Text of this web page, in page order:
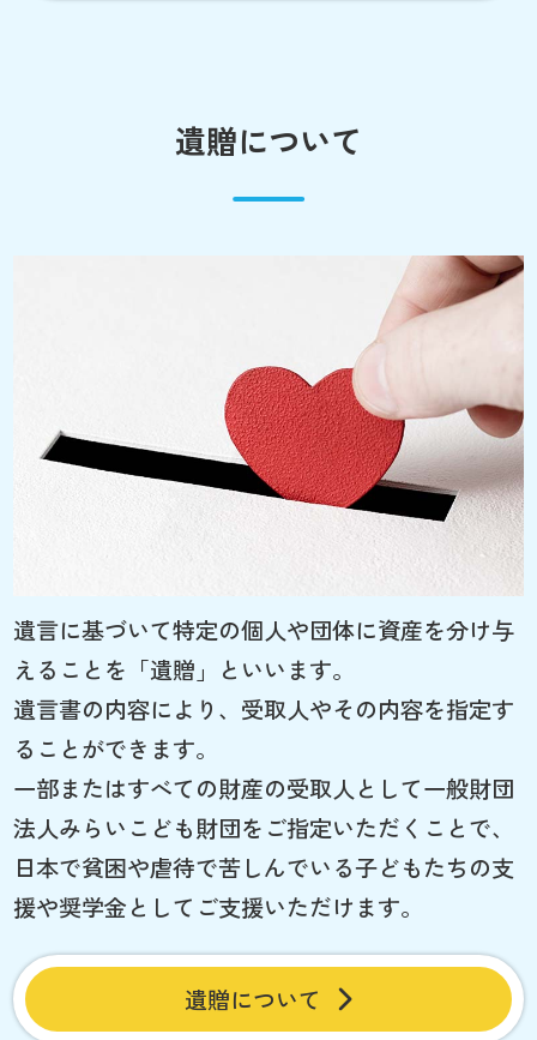
遺贈について
遺言に基づいて特定の個人や団体に資産を分け与
えることを「遺贈」といいます。
遺言書の内容により、受取人やその内容を指定す
ることができます。
一部またはすべての財産の受取人として一般財団
法人みらいこども財団をご指定いただくことで、
日本で貧困や虐待で苦しんでいる子どもたちの支
援や奨学金としてご支援いただけます。
遺贈について